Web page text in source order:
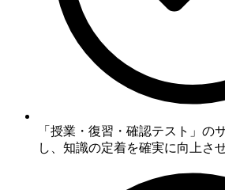
「授業・復習・確認テスト」の
し、知識の定着を確実に向上させ